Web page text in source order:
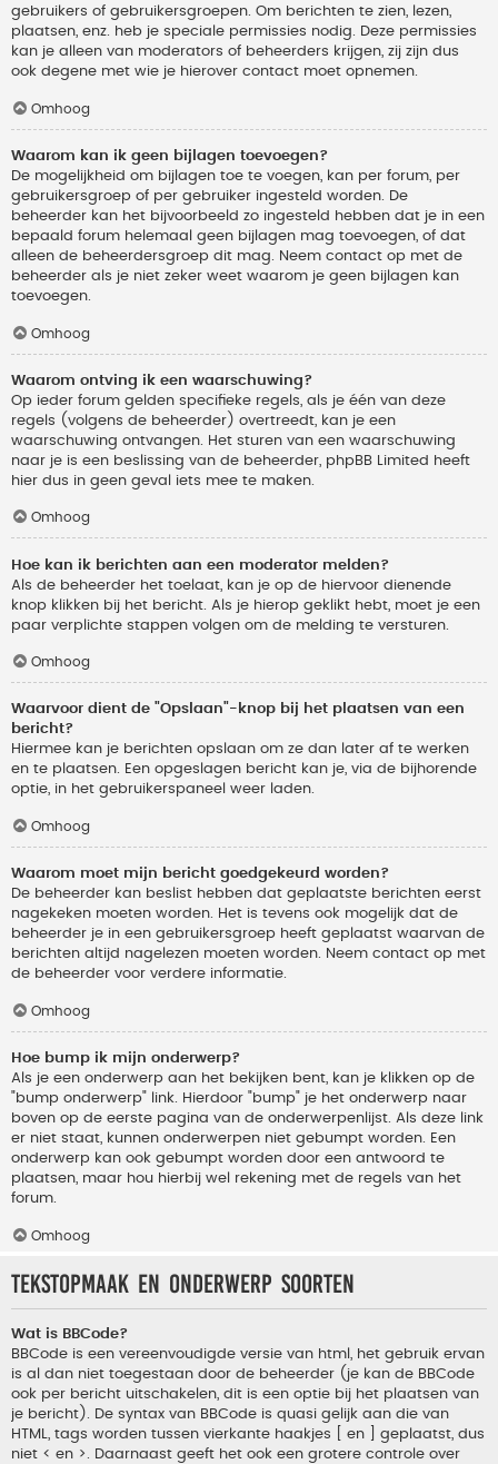
gebruikers of gebruikersgroepen. Om berichten te zien, lezen,
plaatsen, enz. heb je speciale permissies nodig. Deze permissies
kan je alleen van moderators of beheerders krijgen, zij zijn dus
ook degene met wie je hierover contact moet opnemen.
Omhoog
Waarom kan ik geen bijlagen toevoegen?
De mogelijkheid om bijlagen toe te voegen, kan per forum, per
gebruikersgroep of per gebruiker ingesteld worden. De
beheerder kan het bijvoorbeeld zo ingesteld hebben dat je in een
bepaald forum helemaal geen bijlagen mag toevoegen, of dat
alleen de beheerdersgroep dit mag. Neem contact op met de
beheerder als je niet zeker weet waarom je geen bijlagen kan
toevoegen.
Omhoog
Waarom ontving ik een waarschuwing?
Op ieder forum gelden specifieke regels, als je één van deze
regels (volgens de beheerder) overtreedt, kan je een
waarschuwing ontvangen. Het sturen van een waarschuwing
naar je is een beslissing van de beheerder, phpBB Limited heeft
hier dus in geen geval iets mee te maken.
Omhoog
Hoe kan ik berichten aan een moderator melden?
Als de beheerder het toelaat, kan je op de hiervoor dienende
knop klikken bij het bericht. Als je hierop geklikt hebt, moet je een
paar verplichte stappen volgen om de melding te versturen.
Omhoog
Waarvoor dient de "Opslaan"-knop bij het plaatsen van een
bericht?
Hiermee kan je berichten opslaan om ze dan later af te werken
en te plaatsen. Een opgeslagen bericht kan je, via de bijhorende
optie, in het gebruikerspaneel weer laden.
Omhoog
Waarom moet mijn bericht goedgekeurd worden?
De beheerder kan beslist hebben dat geplaatste berichten eerst
nagekeken moeten worden. Het is tevens ook mogelijk dat de
beheerder je in een gebruikersgroep heeft geplaatst waarvan de
berichten altijd nagelezen moeten worden. Neem contact op met
de beheerder voor verdere informatie.
Omhoog
Hoe bump ik mijn onderwerp?
Als je een onderwerp aan het bekijken bent, kan je klikken op de
"bump onderwerp" link. Hierdoor "bump" je het onderwerp naar
boven op de eerste pagina van de onderwerpenlijst. Als deze link
er niet staat, kunnen onderwerpen niet gebumpt worden. Een
onderwerp kan ook gebumpt worden door een antwoord te
plaatsen, maar hou hierbij wel rekening met de regels van het
forum.
Omhoog
Tekstopmaak en onderwerp soorten
Wat is BBCode?
BBCode is een vereenvoudigde versie van html, het gebruik ervan
is al dan niet toegestaan door de beheerder (je kan de BBCode
ook per bericht uitschakelen, dit is een optie bij het plaatsen van
je bericht). De syntax van BBCode is quasi gelijk aan die van
HTML, tags worden tussen vierkante haakjes [ en ] geplaatst, dus
niet < en >. Daarnaast geeft het ook een grotere controle over